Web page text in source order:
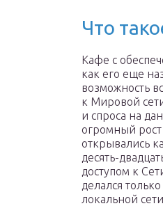
Что
Кафе с
как его еще
возможность
к Мировой
и спроса на
огромный
открывались
десять-
доступом к
делался
локальной